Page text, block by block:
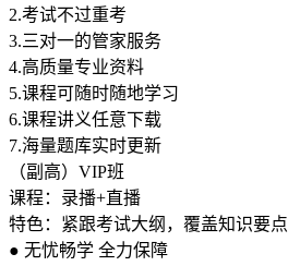
2.考试不过重考
3.三对一的管家服务
4.高质量专业资料
5.课程可随时随地学习
6.课程讲义任意下载
7.海量题库实时更新
（副高）VIP班
课程：录播+直播
特色：紧跟考试大纲，覆盖知识要点
● 无忧畅学 全力保障